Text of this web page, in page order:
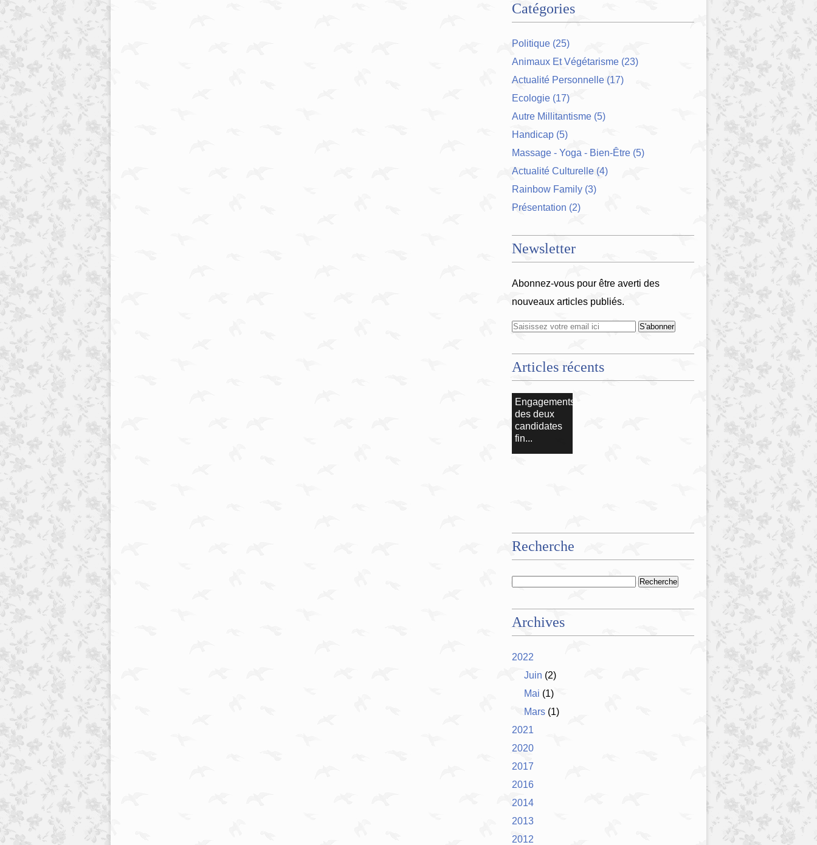
Catégories
Politique (25)
Animaux Et Végétarisme (23)
Actualité Personnelle (17)
Ecologie (17)
Autre Millitantisme (5)
Handicap (5)
Massage - Yoga - Bien-Être (5)
Actualité Culturelle (4)
Rainbow Family (3)
Présentation (2)
Newsletter
Abonnez-vous pour être averti des
nouveaux articles publiés.
Articles récents
Engagements
des deux
candidates
fin...
Recherche
Archives
2022
Juin (2)
Mai (1)
Mars (1)
2021
2020
2017
2016
2014
2013
2012